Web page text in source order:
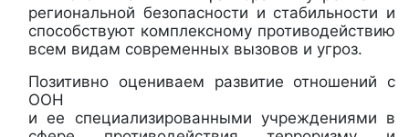
региональной безопасности и стабильности и
способствуют комплексному противодействию
всем видам современных вызовов и угроз.
Позитивно оцениваем развитие отношений с
ООН
и ее специализированными учреждениями в